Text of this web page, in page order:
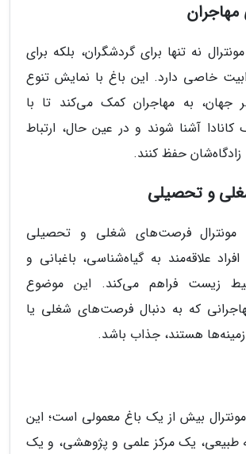
مهاجران
نه تنها برای گردشگران، بلکه برای
خاصی دارد. این باغ با نمایش تنوع
جهان، به مهاجران کمک می‌کند تا با
آشنا شوند و در عین حال، ارتباط
حفظ کنند.
و تحصیلی
مونترال فرصت‌های شغلی و تحصیلی
علاقه‌مند به گیاه‌شناسی، باغبانی و
زیست فراهم می‌کند. این موضوع
که به دنبال فرصت‌های شغلی یا
هستند، جذاب باشد.
بیش از یک باغ معمولی است؛ این
طبیعی، یک مرکز علمی و پژوهشی، و یک